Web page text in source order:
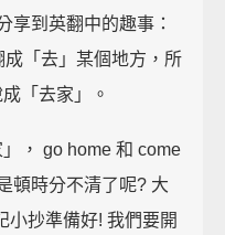
享到英翻中的趣事：
「去」某個地方，所
「去家」。
， go home 和 come
頓時分不清了呢? 大
小抄準備好! 我們要開